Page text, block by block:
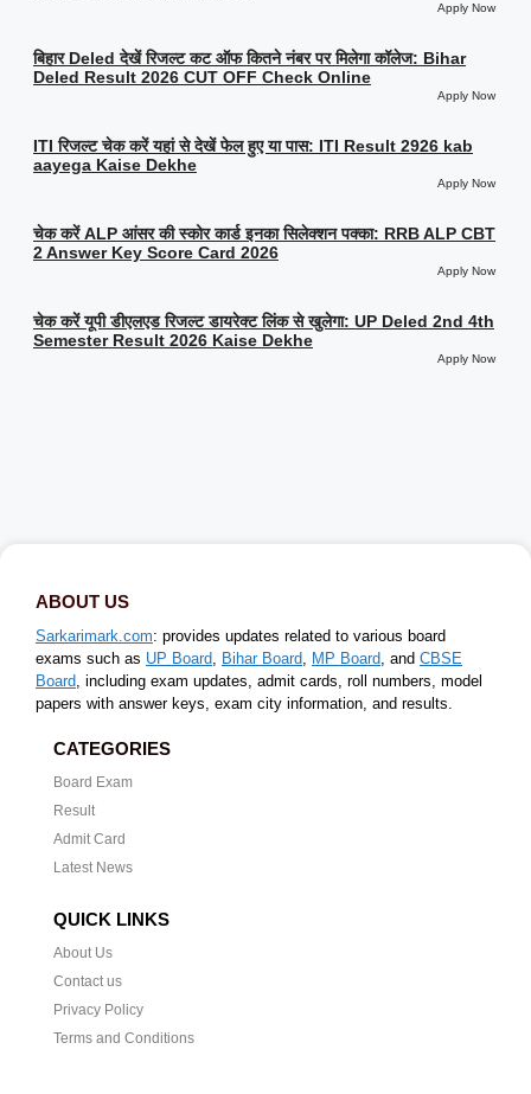
Apply Now
बिहार Deled देखें रिजल्ट कट ऑफ कितने नंबर पर मिलेगा कॉलेज: Bihar
Deled Result 2026 CUT OFF Check Online
Apply Now
ITI रिजल्ट चेक करें यहां से देखें फेल हुए या पास: ITI Result 2926 kab
aayega Kaise Dekhe
Apply Now
चेक करें ALP आंसर की स्कोर कार्ड इनका सिलेक्शन पक्का: RRB ALP CBT
2 Answer Key Score Card 2026
Apply Now
चेक करें यूपी डीएलएड रिजल्ट डायरेक्ट लिंक से खुलेगा: UP Deled 2nd 4th
Semester Result 2026 Kaise Dekhe
Apply Now
ABOUT US
Sarkarimark.com: provides updates related to various board
exams such as UP Board, Bihar Board, MP Board, and CBSE
Board, including exam updates, admit cards, roll numbers, model
papers with answer keys, exam city information, and results.
CATEGORIES
Board Exam
Result
Admit Card
Latest News
QUICK LINKS
About Us
Contact us
Privacy Policy
Terms and Conditions